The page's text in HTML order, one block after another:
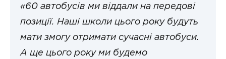
«60 автобусів ми віддали на передові
позиції. Наші школи цього року будуть
мати змогу отримати сучасні автобуси.
А ще цього року ми будемо